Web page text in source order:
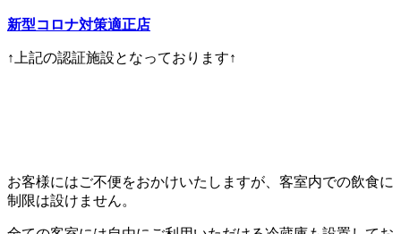
新型コロナ対策適正店
↑上記の認証施設となっております↑
お客様にはご不便をおかけいたしますが、客室内での飲食に
制限は設けません。